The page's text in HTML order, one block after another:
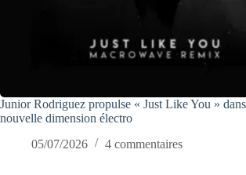
Junior Rodriguez propulse « Just Like You »
nouvelle dimension électro
05/07/2026
4 commentaires